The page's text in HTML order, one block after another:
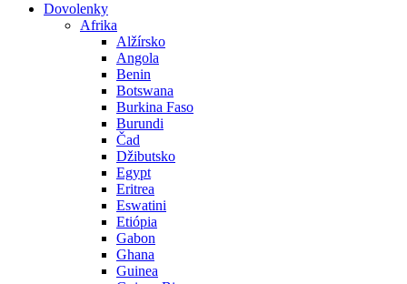
Dovolenky
Afrika
Alžírsko
Angola
Benin
Botswana
Burkina Faso
Burundi
Čad
Džibutsko
Egypt
Eritrea
Eswatini
Etiópia
Gabon
Ghana
Guinea